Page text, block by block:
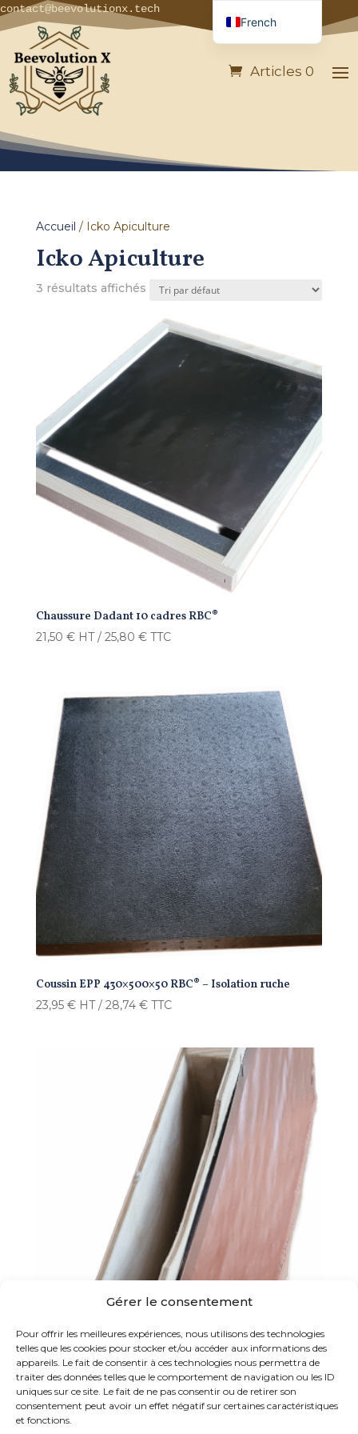
Gérer le consentement
Pour offrir les meilleures expériences, nous utilisons des technologies
telles que les cookies pour stocker et/ou accéder aux informations des
appareils. Le fait de consentir à ces technologies nous permettra de
traiter des données telles que le comportement de navigation ou les ID
uniques sur ce site. Le fait de ne pas consentir ou de retirer son
consentement peut avoir un effet négatif sur certaines caractéristiques
et fonctions.
contact@beevolutionx.tech
Articles 0
Accueil / Icko Apiculture
Icko Apiculture
3 résultats affichés
Chaussure Dadant 10 cadres RBC®
21,50 € HT / 25,80 €TTC
Coussin EPP 430×500×50 RBC® – Isolation ruche
23,95 € HT / 28,74 €TTC
Nourrisseur cadre en bois isolé RBC® – Ruche Dadant
10,38€ HT /12,46 € TTC
French
English
German